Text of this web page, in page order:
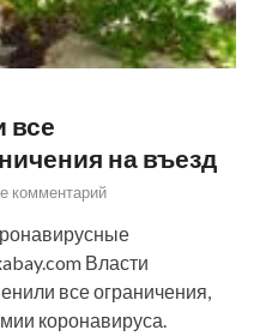
все
на въезд
комментарий
Власти
все ограничения,
коронавируса.